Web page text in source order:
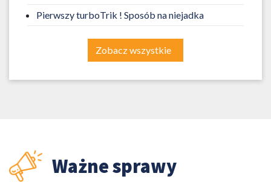
Pierwszy turboTrik ! Sposób na niejadka
Zobacz wszystkie
Ważne sprawy